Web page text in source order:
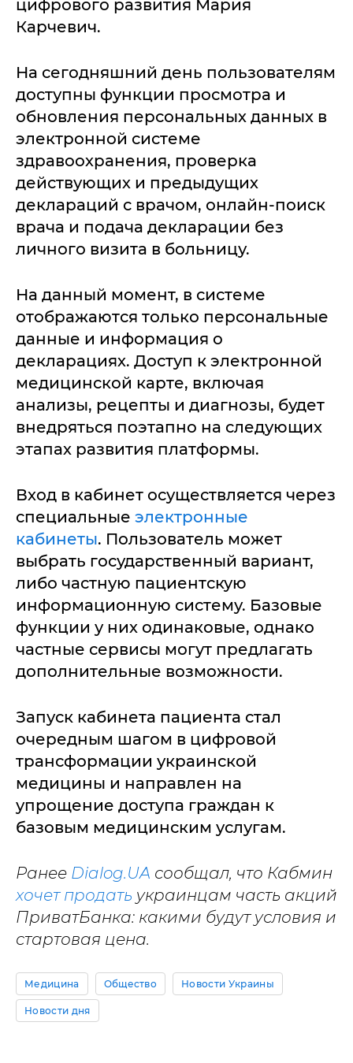
цифрового развития Мария
Карчевич.
На сегодняшний день пользователям
доступны функции просмотра и
обновления персональных данных в
электронной системе
здравоохранения, проверка
действующих и предыдущих
деклараций с врачом, онлайн-поиск
врача и подача декларации без
личного визита в больницу.
На данный момент, в системе
отображаются только персональные
данные и информация о
декларациях. Доступ к электронной
медицинской карте, включая
анализы, рецепты и диагнозы, будет
внедряться поэтапно на следующих
этапах развития платформы.
Вход в кабинет осуществляется через
специальные электронные
кабинеты. Пользователь может
выбрать государственный вариант,
либо частную пациентскую
информационную систему. Базовые
функции у них одинаковые, однако
частные сервисы могут предлагать
дополнительные возможности.
Запуск кабинета пациента стал
очередным шагом в цифровой
трансформации украинской
медицины и направлен на
упрощение доступа граждан к
базовым медицинским услугам.
Ранее Dialog.UA сообщал, что Кабмин
хочет продать украинцам часть акций
ПриватБанка: какими будут условия и
стартовая цена.
Медицина Общество Новости Украины
Новости дня